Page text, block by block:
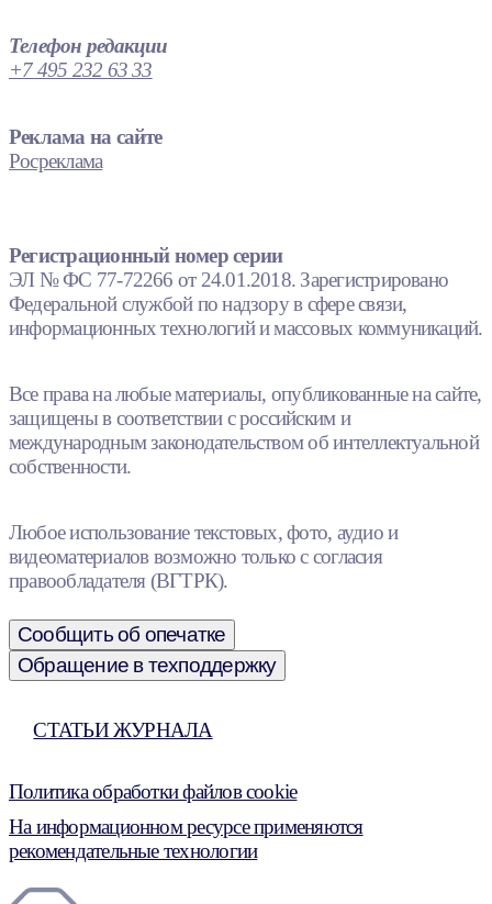
Телефон редакции
+7 495 232 63 33
Реклама на сайте
Росреклама
Регистрационный номер серии
ЭЛ № ФС 77-72266 от 24.01.2018. Зарегистрировано
Федеральной службой по надзору в сфере связи,
информационных технологий и массовых коммуникаций.
Все права на любые материалы, опубликованные на сайте,
защищены в соответствии с российским и
международным законодательством об интеллектуальной
собственности.
Любое использование текстовых, фото, аудио и
видеоматериалов возможно только с согласия
правообладателя (ВГТРК).
Сообщить об опечатке
Обращение в техподдержку
СТАТЬИ ЖУРНАЛА
Политика обработки файлов cookie
На информационном ресурсе применяются
рекомендательные технологии